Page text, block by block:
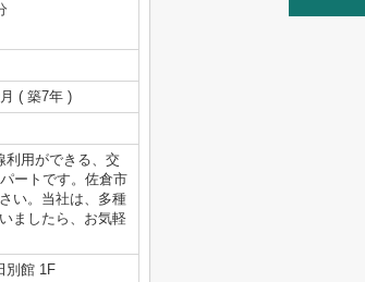
( 築7年 )
利用ができる、交
ートです。佐倉市
い。当社は、多種
ましたら、お気軽
別館 1F